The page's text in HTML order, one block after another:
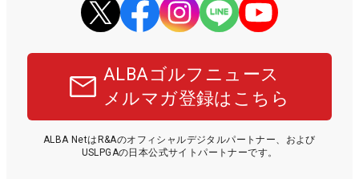
ALBAゴルフニュース
メルマガ登録はこちら
ALBA NetはR&Aのオフィシャルデジタルパートナー、および
USLPGAの日本公式サイトパートナーです。